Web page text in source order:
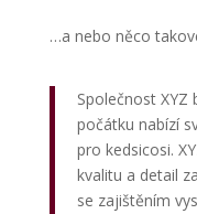
…a nebo něco
Společnost XYZ
počátku nabízí
pro kedsicosi.
kvalitu a detail
se zajištěním